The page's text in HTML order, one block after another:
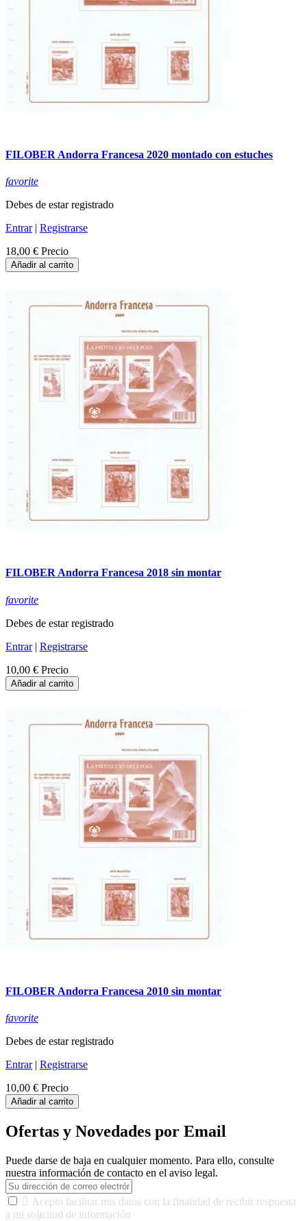
FILOBER Andorra Francesa 2020 montado con estuches
favorite
Debes de estar registrado
Entrar| Registrarse
18,00 € Precio
Añadir al carrito
FILOBER Andorra Francesa 2018 sin montar
favorite
Debes de estar registrado
Entrar| Registrarse
10,00 € Precio
Añadir al carrito
FILOBER Andorra Francesa 2010 sin montar
favorite
Debes de estar registrado
Entrar| Registrarse
10,00 € Precio
Añadir al carrito
Ofertas y Novedades por Email
Puede darse de baja en cualquier momento. Para ello, consulte
nuestra información de contacto en el aviso legal.
 Acepto facilitar mis datos con la finalidad de recibir respuesta
a mi solicitud de información